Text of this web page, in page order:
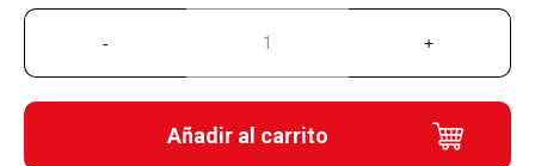
Añadir al carrito